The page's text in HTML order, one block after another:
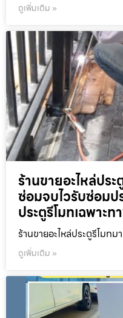
ดูเพิ่มเติม »
ร้านขายอะไหล่ปร
ซ่อมจบไวรับซ่อมป
ประตูรีโมทเฉพาะ
ร้านขายอะไหล่ประตูรีโมท
ดูเพิ่มเติม »